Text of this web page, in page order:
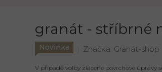
granát - stříbrné
Novinka Značka: Granát-shop
V případě volby zlacené povrchové úpravy